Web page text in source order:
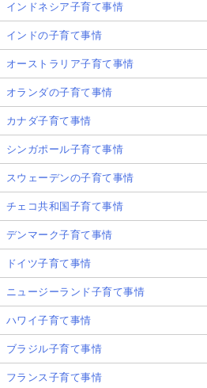
インドネシア子育て事情
インドの子育て事情
オーストラリア子育て事情
オランダの子育て事情
カナダ子育て事情
シンガポール子育て事情
スウェーデンの子育て事情
チェコ共和国子育て事情
デンマーク子育て事情
ドイツ子育て事情
ニュージーランド子育て事情
ハワイ子育て事情
ブラジル子育て事情
フランス子育て事情